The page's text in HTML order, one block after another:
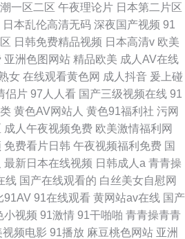
一区二区 午夜理论片 日本第二片区
日本乱伦高清无码 深夜国产视频 91
日韩免费精品视频 日本高清v 欧美
亚洲色图网站 精品欧美 成人AV在线
女 在线观看黄色网 成人抖音 爰上碰
侣片 97人人看 国产三级视频在线 91
黄色AV网站人 黄色91福利社 污网
成人午夜视频免费 欧美激情福利网
免费看片日韩 午夜视频福利免费 国
最新日本在线视频 日韩成人a 青青操
线 国产在线观看的 白丝美女自慰网
91AV 91在线观看 黄网站av在线 国产
小视频 91激情 91干啪啪 青青操青青
视频电影 91播放 麻豆桃色网站 亚洲